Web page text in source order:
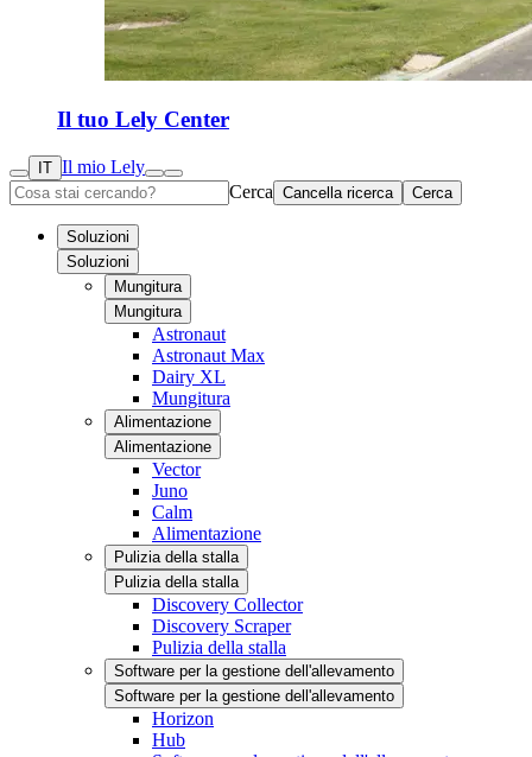
Il tuo Lely Center
IT Il mio Lely
Cerca Cancella ricerca Cerca
Soluzioni
Soluzioni
Mungitura
Mungitura
Astronaut
Astronaut Max
Dairy XL
Mungitura
Alimentazione
Alimentazione
Vector
Juno
Calm
Alimentazione
Pulizia della stalla
Pulizia della stalla
Discovery Collector
Discovery Scraper
Pulizia della stalla
Software per la gestione dell'allevamento
Software per la gestione dell'allevamento
Horizon
Hub